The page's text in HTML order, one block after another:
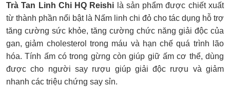
Trà Tan Linh Chi HQ Reishi là sản phẩm được chiết xuất
từ thành phần nổi bật là Nấm linh chi đỏ cho tác dụng hỗ trợ
tăng cường sức khỏe, tăng cường chức năng giải độc của
gan, giảm cholesterol trong máu và hạn chế quá trình lão
hóa. Tính ấm có trong gừng còn giúp giữ ấm cơ thể, dùng
được cho người say rượu giúp giải độc rượu và giảm
nhanh các triệu chứng say sỉn.